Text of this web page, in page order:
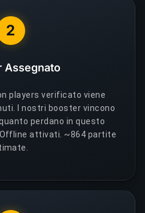
2
Assegnato
players verificato viene
I nostri booster vincono
perdano in questo
Offline attivati. ~864 partite